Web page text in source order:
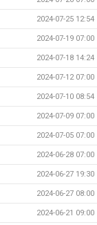
2024-07-25 12:54
2024-07-19 07:00
2024-07-18 14:24
2024-07-12 07:00
2024-07-10 08:54
2024-07-09 07:00
2024-07-05 07:00
2024-06-28 07:00
2024-06-27 19:30
2024-06-27 08:00
2024-06-21 09:00